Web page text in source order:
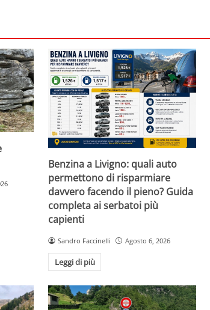
Benzina a Livigno: quali auto
permettono di risparmiare
davvero facendo il pieno? Guida
completa ai serbatoi più
capienti
Sandro Faccinelli Agosto 6, 2026
Leggi di più